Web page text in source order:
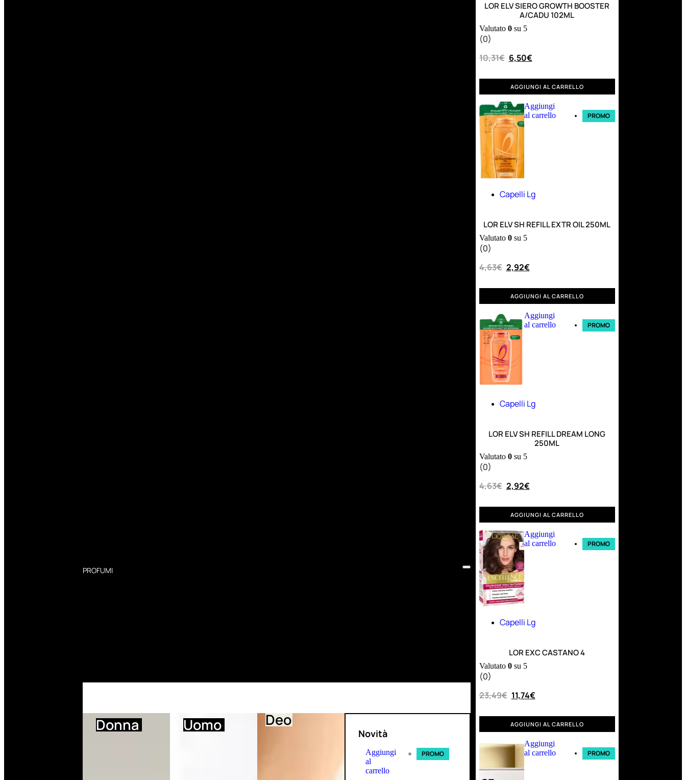
PROFUMI
Donna Uomo Deo
Novità
Aggiungi
al
carrello
PROMO
LOR ELV SIERO GROWTH BOOSTER
A/CADU 102ML
Valutato 0su 5
(0)
10,31€ 6,50€
AGGIUNGI AL CARRELLO
Aggiungi
al carrello
PROMO
Capelli Lg
LOR ELV SH REFILL EXTR OIL 250ML
Valutato 0su 5
(0)
4,63€ 2,92€
AGGIUNGI AL CARRELLO
Aggiungi
al carrello
PROMO
Capelli Lg
LOR ELV SH REFILL DREAM LONG
250ML
Valutato 0su 5
(0)
4,63€ 2,92€
AGGIUNGI AL CARRELLO
Aggiungi
al carrello
PROMO
Capelli Lg
LOR EXC CASTANO 4
Valutato 0su 5
(0)
23,49€ 11,74€
AGGIUNGI AL CARRELLO
Aggiungi
al carrello
PROMO